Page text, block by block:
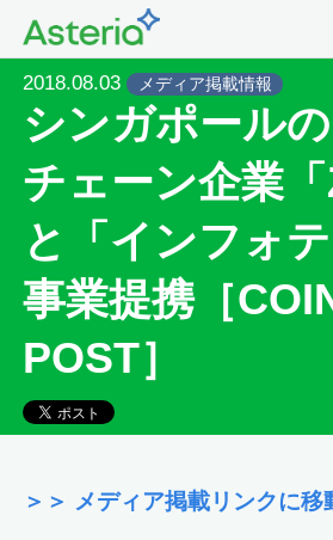
2018.08.03 メディア掲載情報
シンガポール
チェーン企業「
と「インフォ
事業提携［
POST］
＞＞ メディア掲載リンクに移